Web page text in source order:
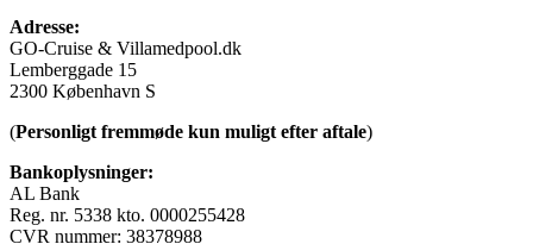
Adresse:
GO-Cruise & Villamedpool.dk
Lemberggade 15
2300 København S
(Personligt fremmøde kun muligt efter aftale)
Bankoplysninger:
AL Bank
Reg. nr. 5338 kto. 0000255428
CVR nummer: 38378988